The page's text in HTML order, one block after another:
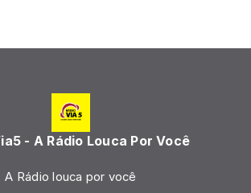
- A Rádio Louca Por Você
A Rádio louca por você